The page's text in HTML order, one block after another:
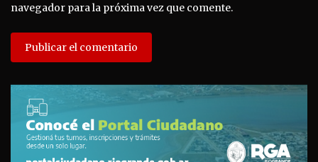
navegador para la próxima vez que comente.